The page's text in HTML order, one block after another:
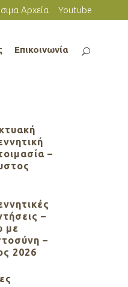
Αρχεία Youtube
Επικοινωνία
–
–
με
–
2026